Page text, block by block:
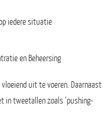
iedere situatie
en Beheersing
uit te voeren. Daarnaast
in tweetallen zoals ‘pushing-